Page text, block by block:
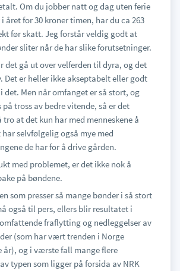
Om du jobber natt og dag uten ferie
i året for 30 kroner timen, har du ca 263
før skatt. Jeg forstår veldig godt at
sliter når de har slike forutsetninger.
det gå ut over velferden til dyra, og det
Det er heller ikke akseptabelt eller godt
det. Men når omfanget er så stort, og
tross av bedre vitende, så er det
tro at det kun har med menneskene å
har selvfølgelig også mye med
de har for å drive gården.
med problemet, er det ikke nok å
på bøndene.
som presser så mange bønder i så stort
også til pers, ellers blir resultatet i
fraflytting og nedleggelser av
(som har vært trenden i Norge
år), og i værste fall mange flere
typen som ligger på forsida av NRK